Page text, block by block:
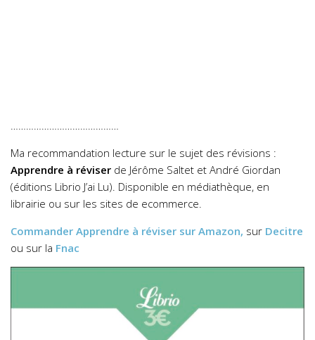
……………………………………
Ma recommandation lecture sur le sujet des révisions :
Apprendre à réviser de Jérôme Saltet et André Giordan
(éditions Librio J’ai Lu). Disponible en médiathèque, en
librairie ou sur les sites de ecommerce.
Commander Apprendre à réviser sur Amazon, sur Decitre
ou sur la Fnac